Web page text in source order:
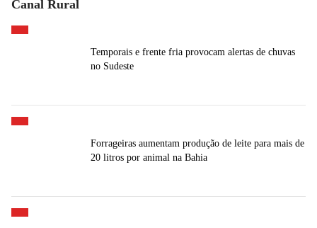
Canal Rural
Temporais e frente fria provocam alertas de chuvas
no Sudeste
Forrageiras aumentam produção de leite para mais de
20 litros por animal na Bahia